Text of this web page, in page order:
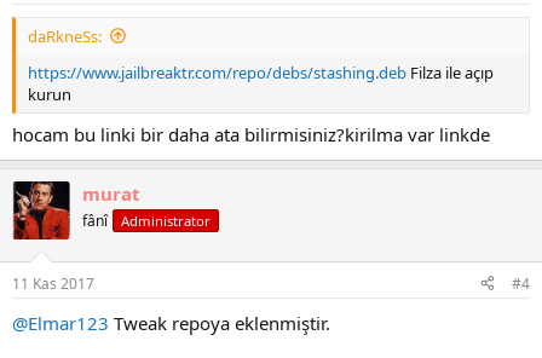
:
daRkneSs:
https://www.jailbreaktr.com/repo/debs/stashing.deb Filza ile açıp
kurun
hocam bu linki bir daha ata bilirmisiniz?kirilma var linkde
murat
fânî Administrator
11 Kas 2017 #4
@Elmar123 Tweak repoya eklenmiştir.